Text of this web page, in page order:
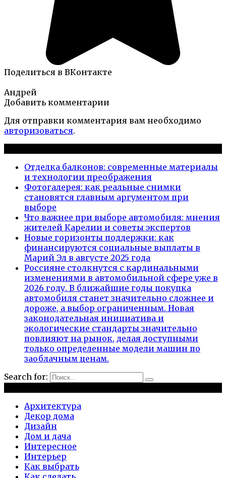
Поделиться в ВКонтакте
Андрей
Добавить комментарии
Для отправки комментария вам необходимо
авторизоваться.
Отделка балконов: современные материалы
и технологии преображения
Фотогалерея: как реальные снимки
становятся главным аргументом при
выборе
Что важнее при выборе автомобиля: мнения
жителей Карелии и советы экспертов
Новые горизонты поддержки: как
финансируются социальные выплаты в
Марий Эл в августе 2025 года
Россияне столкнутся с кардинальными
изменениями в автомобильной сфере уже в
2026 году. В ближайшие годы покупка
автомобиля станет значительно сложнее и
дороже, а выбор ограниченным. Новая
законодательная инициатива и
экологические стандарты значительно
повлияют на рынок, делая доступными
только определенные модели машин по
заоблачным ценам.
Search for:
Архитектура
Декор дома
Дизайн
Дом и дача
Интересное
Интерьер
Как выбрать